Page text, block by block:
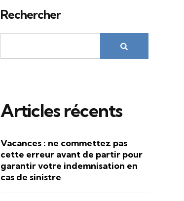
Rechercher
Articles récents
Vacances : ne commettez pas
cette erreur avant de partir pour
garantir votre indemnisation en
cas de sinistre